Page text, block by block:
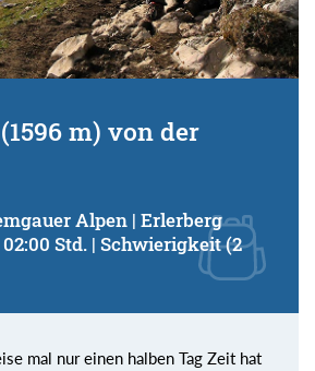
m) von der
Alpen | Erlerberg
Std. | Schwierigkeit (2
mal nur einen halben Tag Zeit hat